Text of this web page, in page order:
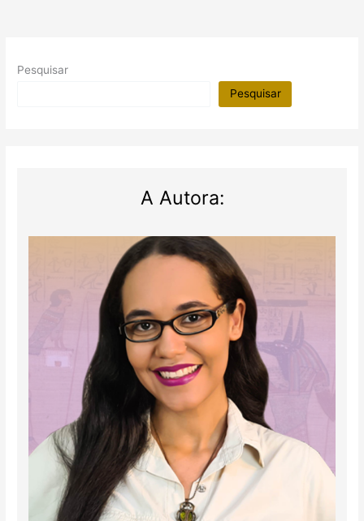
Egito
Pesquisar
Pesquisar
A Autora: